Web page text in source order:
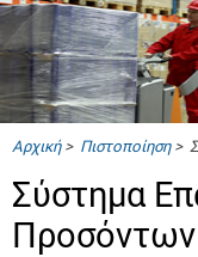
Αρχική> Πιστοποίηση>
Σύστημα